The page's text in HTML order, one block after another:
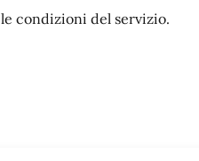
condizioni del servizio.